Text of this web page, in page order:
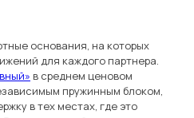
основания, на которых
для каждого партнера.
в среднем ценовом
пружинным блоком,
в тех местах, где это